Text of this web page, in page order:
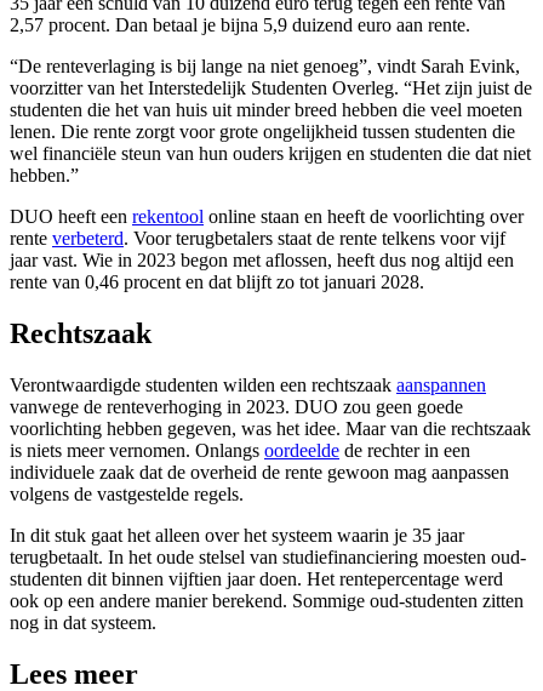
2,57 procent. Dan betaal je bijna 5,9 duizend euro aan rente.
“De renteverlaging is bij lange na niet genoeg”, vindt Sarah Evink,
voorzitter van het Interstedelijk Studenten Overleg. “Het zijn juist de
studenten die het van huis uit minder breed hebben die veel moeten
lenen. Die rente zorgt voor grote ongelijkheid tussen studenten die
wel financiële steun van hun ouders krijgen en studenten die dat niet
hebben.”
DUO heeft een rekentool online staan en heeft de voorlichting over
rente verbeterd. Voor terugbetalers staat de rente telkens voor vijf
jaar vast. Wie in 2023 begon met aflossen, heeft dus nog altijd een
rente van 0,46 procent en dat blijft zo tot januari 2028.
Rechtszaak
Verontwaardigde studenten wilden een rechtszaak aanspannen
vanwege de renteverhoging in 2023. DUO zou geen goede
voorlichting hebben gegeven, was het idee. Maar van die rechtszaak
is niets meer vernomen. Onlangs oordeelde de rechter in een
individuele zaak dat de overheid de rente gewoon mag aanpassen
volgens de vastgestelde regels.
In dit stuk gaat het alleen over het systeem waarin je 35 jaar
terugbetaalt. In het oude stelsel van studiefinanciering moesten oud-
studenten dit binnen vijftien jaar doen. Het rentepercentage werd
ook op een andere manier berekend. Sommige oud-studenten zitten
nog in dat systeem.
Lees meer